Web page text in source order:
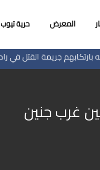
المعرض حرية تيوب
جريمة القتل في رام الله
غرب جنين